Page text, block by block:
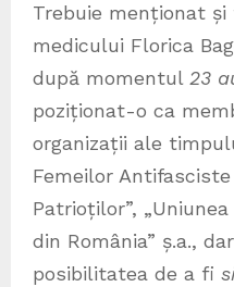
Trebuie menționat
medicului Florica
după momentul 23
poziționat-o ca
organizații ale
Femeilor Antifasciste
Patrioților”,
din România” ș.a.,
posibilitatea de a fi